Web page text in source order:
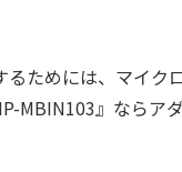
ためには、マイク
MBIN103』ならア